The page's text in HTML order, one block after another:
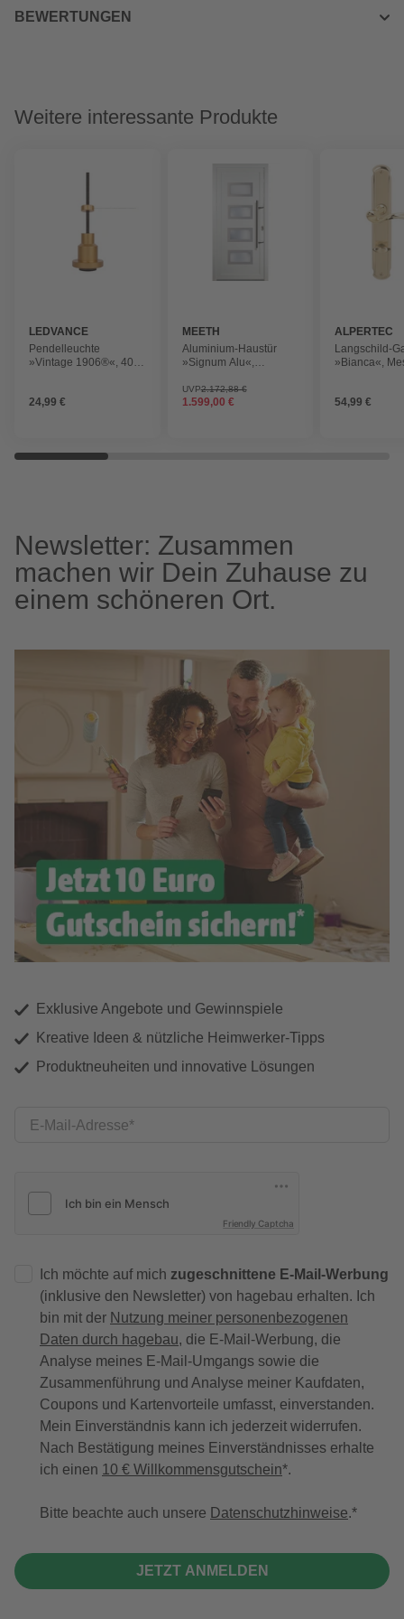
BEWERTUNGEN
Weitere interessante Produkte
LEDVANCE
Pendelleuchte
»Vintage 1906®«, 40
24,99 €
MEETH
Aluminium-Haustür
»Signum Alu«,
nach Innen öffnend,
ohne Türgriff
UVP2.172,88 €
1.599,00 €
ALPERTEC
Langschild-
»Bianca«,
54,99 €
Newsletter: Zusammen
machen wir Dein Zuhause zu
einem schöneren Ort.
Exklusive Angebote und Gewinnspiele
Kreative Ideen & nützliche Heimwerker-Tipps
Produktneuheiten und innovative Lösungen
E-Mail-Adresse
Friendly Captcha
Ich möchte auf mich zugeschnittene E-Mail-Werbung
(inklusive den Newsletter) von hagebau erhalten. Ich
bin mit der Nutzung meiner personenbezogenen
Daten durch hagebau, die E-Mail-Werbung, die
Analyse meines E-Mail-Umgangs sowie die
Zusammenführung und Analyse meiner Kaufdaten,
Coupons und Kartenvorteile umfasst, einverstanden.
Mein Einverständnis kann ich jederzeit widerrufen.
Nach Bestätigung meines Einverständnisses erhalte
ich einen 10 € Willkommensgutschein*.
Bitte beachte auch unsere Datenschutzhinweise.
JETZT ANMELDEN